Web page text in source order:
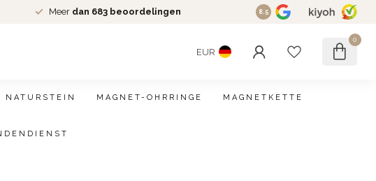
Meer dan 683 beoordelingen 8.5
EUR
0
NATURSTEIN MAGNET-OHRRINGE MAGNETKETTE